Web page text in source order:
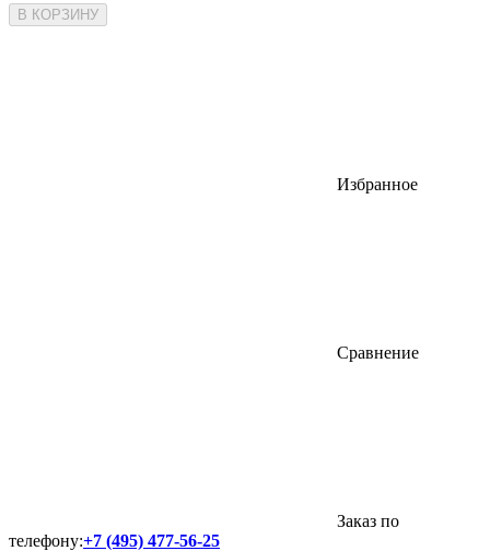
В КОРЗИНУ
Избранное
Сравнение
Заказ по
телефону:+7 (495) 477-56-25